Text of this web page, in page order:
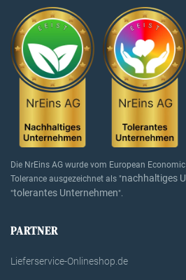
Die NrEins AG wurde vom European
Tolerance ausgezeichnet als "nachhaltiges
"tolerantes Unternehmen".
PARTNER
Lieferservice-Onlineshop.de